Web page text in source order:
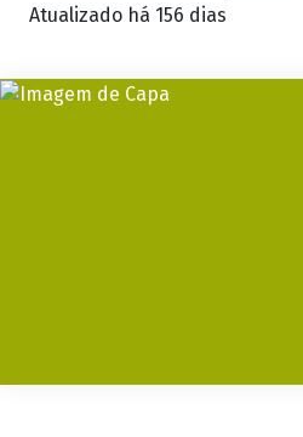
Atualizado há 156 dias